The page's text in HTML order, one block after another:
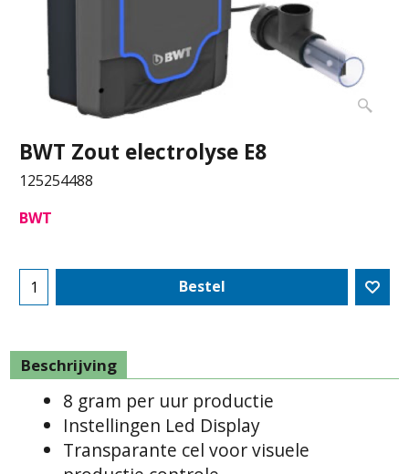
BWT Zout electrolyse E8
125254488
BWT
Bestel
Beschrijving
8 gram per uur productie
Instellingen Led Display
Transparante cel voor visuele